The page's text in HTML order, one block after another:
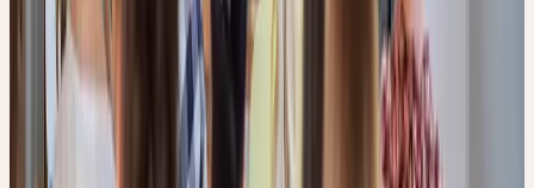
PRAXIS 2
03. sep 2026– Resilienz und Schlaf
Online
14. oct 2026 – Immunsystem 16–19
VERTIEFUNG 1